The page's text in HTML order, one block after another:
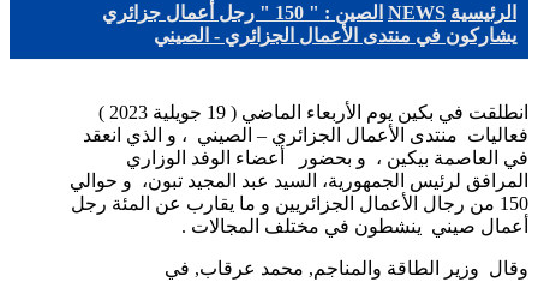
الرئيسية NEWS
الصين : " 150 " رجل أعمال جزائري
يشاركون في منتدى الأعمال الجزائري - الصيني
انطلقت في بكين يوم الأربعاء الماضي ( 19 جويلية 2023 )
فعاليات منتدى الأعمال الجزائري – الصيني ، و الذي انعقد
في العاصمة بيكين ، و بحضور أعضاء الوفد الوزاري
المرافق لرئيس الجمهورية، السيد عبد المجيد تبون، و حوالي
150 من رجال الأعمال الجزائريين و ما يقارب عن المئة رجل
أعمال صيني ينشطون في مختلف المجالات .
وقال وزير الطاقة والمناجم, محمد عرقاب, في